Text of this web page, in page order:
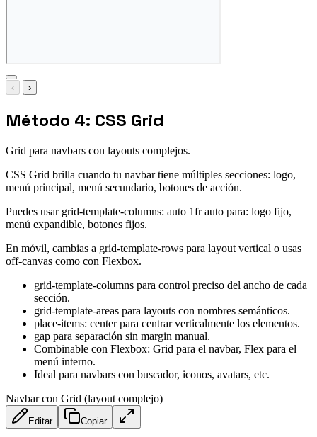
‹ ›
Método 4: CSS Grid
Grid para navbars con layouts complejos.
CSS Grid brilla cuando tu navbar tiene múltiples secciones: logo,
menú principal, menú secundario, botones de acción.
Puedes usar grid-template-columns: auto 1fr auto para: logo fijo,
menú expandible, botones fijos.
En móvil, cambias a grid-template-rows para layout vertical o usas
off-canvas como con Flexbox.
grid-template-columns para control preciso del ancho de cada
sección.
grid-template-areas para layouts con nombres semánticos.
place-items: center para centrar verticalmente los elementos.
gap para separación sin margin manual.
Combinable con Flexbox: Grid para el navbar, Flex para el
menú interno.
Ideal para navbars con buscador, iconos, avatars, etc.
Navbar con Grid (layout complejo)
Editar Copiar